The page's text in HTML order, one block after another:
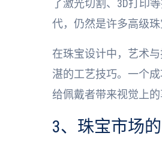
了激光切割、3D打印
代，仍然是许多高级珠
在珠宝设计中，艺术
湛的工艺技巧。一个
给佩戴者带来视觉上的
3、珠宝市场